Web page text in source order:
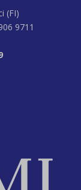
(FI)
9711